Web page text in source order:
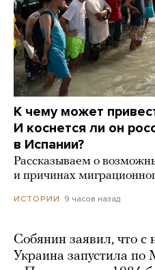
К чему может
И коснется ли он
в Испании?
Рассказываем о
и причинах
ИСТОРИИ 9 часов назад
Собянин заявил, что с
Украина запустила по